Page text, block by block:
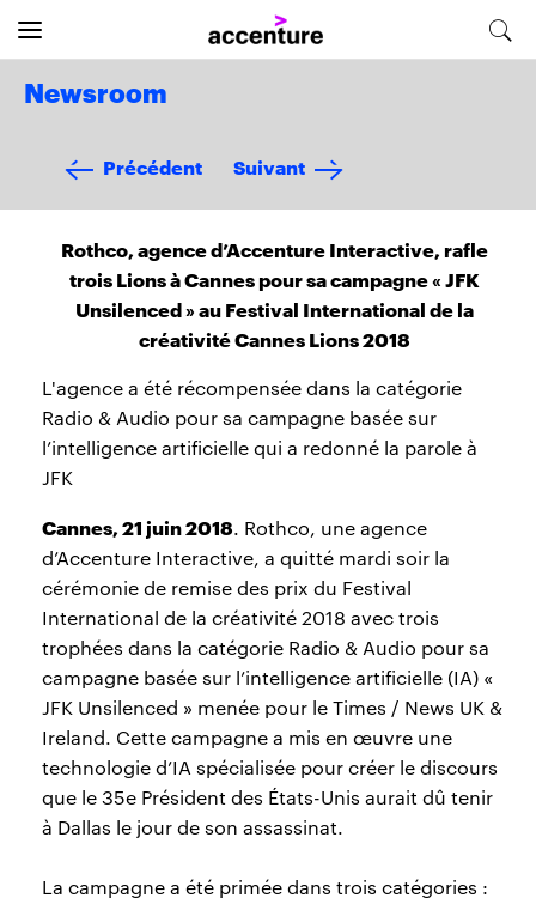
Newsroom
Précédent Suivant
Rothco, agence d’Accenture Interactive, rafle
trois Lions à Cannes pour sa campagne « JFK
Unsilenced » au Festival International de la
créativité Cannes Lions 2018
L'agence a été récompensée dans la catégorie
Radio & Audio pour sa campagne basée sur
l’intelligence artificielle qui a redonné la parole à
JFK
Cannes, 21 juin 2018. Rothco, une agence
d’Accenture Interactive, a quitté mardi soir la
cérémonie de remise des prix du Festival
International de la créativité 2018 avec trois
trophées dans la catégorie Radio & Audio pour sa
campagne basée sur l’intelligence artificielle (IA) «
JFK Unsilenced » menée pour le Times / News UK &
Ireland. Cette campagne a mis en œuvre une
technologie d’IA spécialisée pour créer le discours
que le 35e Président des États-Unis aurait dû tenir
à Dallas le jour de son assassinat.
La campagne a été primée dans trois catégories :